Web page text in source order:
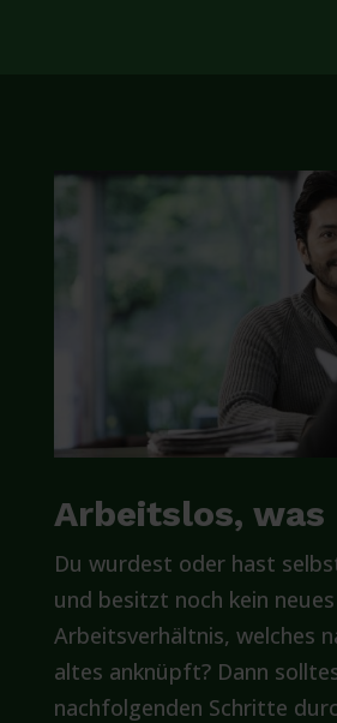
Arbeitslos, was
Du wurdest oder hast
und besitzt noch kein neues
Arbeitsverhältnis, welches
altes anknüpft? Dann
nachfolgenden Schritte